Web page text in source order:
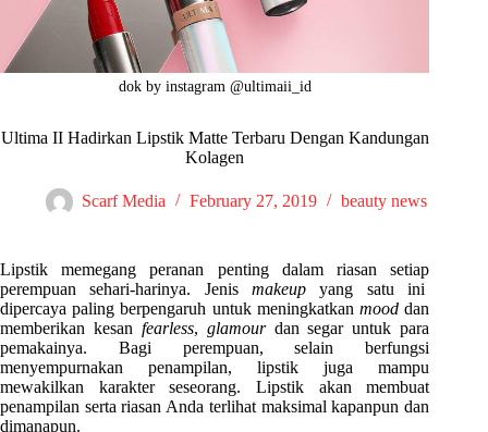
dok by instagram @ultimaii_id
Ultima II Hadirkan Lipstik Matte Terbaru Dengan Kandungan
Kolagen
Scarf Media February 27, 2019 beauty news
Lipstik memegang peranan penting dalam riasan setiap
perempuan sehari-harinya. Jenismakeup yang satu ini
dipercaya paling berpengaruh untuk meningkatkanmood dan
memberikan kesan fearless, glamourdan segar untuk para
pemakainya. Bagi perempuan, selain berfungsi
menyempurnakan penampilan, lipstik juga mampu
mewakilkan karakter seseorang. Lipstik akan membuat
penampilan serta riasan Anda terlihat maksimal kapanpun dan
dimanapun.